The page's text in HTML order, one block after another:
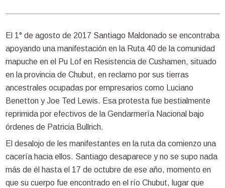
El 1° de agosto de 2017 Santiago Maldonado se encontraba
apoyando una manifestación en la Ruta 40 de la comunidad
mapuche en el Pu Lof en Resistencia de Cushamen, situado
en la provincia de Chubut, en reclamo por sus tierras
ancestrales ocupadas por empresarios como Luciano
Benetton y Joe Ted Lewis. Esa protesta fue bestialmente
reprimida por efectivos de la Gendarmería Nacional bajo
órdenes de Patricia Bullrich.
El desalojo de les manifestantes en la ruta da comienzo una
cacería hacia ellos. Santiago desaparece y no se supo nada
más de él hasta el 17 de octubre de ese año, momento en
que su cuerpo fue encontrado en el río Chubut, lugar que